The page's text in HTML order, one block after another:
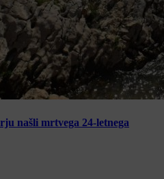
našli mrtvega 24-letnega